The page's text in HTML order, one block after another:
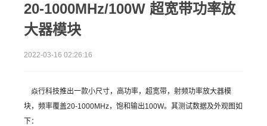
20-1000MHz/100W 超宽带功率放
大器模块
2022-03-16 02:26:16
焱行科技推出一款小尺寸，高功率，超宽带，射频功率放大器模
块，频率覆盖20-1000MHz，饱和输出100W。其测试数据及外观图如
下：